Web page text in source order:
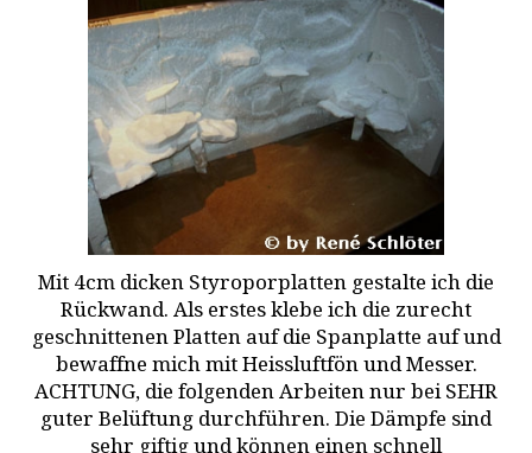
Mit 4cm dicken Styroporplatten gestalte ich die
Rückwand. Als erstes klebe ich die zurecht
geschnittenen Platten auf die Spanplatte auf und
bewaffne mich mit Heissluftfön und Messer.
ACHTUNG, die folgenden Arbeiten nur bei SEHR
guter Belüftung durchführen. Die Dämpfe sind